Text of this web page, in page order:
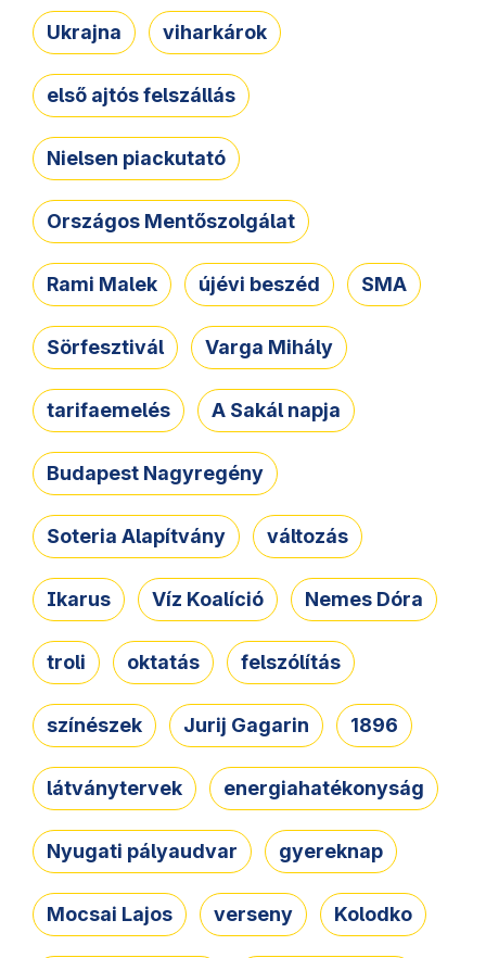
Ukrajna viharkárok
első ajtós felszállás
Nielsen piackutató
Országos Mentőszolgálat
Rami Malek újévi beszéd SMA
Sörfesztivál Varga Mihály
tarifaemelés A Sakál napja
Budapest Nagyregény
Soteria Alapítvány változás
Ikarus Víz Koalíció Nemes Dóra
troli oktatás felszólítás
színészek Jurij Gagarin 1896
látványtervek energiahatékonyság
Nyugati pályaudvar gyereknap
Mocsai Lajos verseny Kolodko